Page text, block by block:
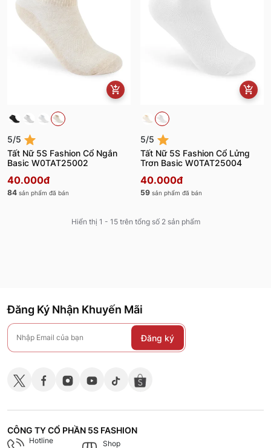
5/5
Tất Nữ 5S Fashion Cổ Ngắn
Basic W0TAT25002
40.000đ
84 sản phẩm đã bán
5/5
Tất Nữ 5S Fashion Cổ Lửng
Trơn Basic W0TAT25004
40.000đ
59 sản phẩm đã bán
Hiển thị 1 - 15 trên tổng số 2 sản phẩm
Đăng Ký Nhận Khuyến Mãi
Đăng ký
CÔNG TY CỔ PHẦN 5S FASHION
Hotline Shop